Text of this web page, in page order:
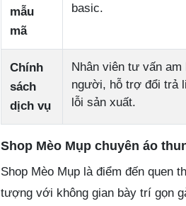
mẫu
mã
basic.
Chính
sách
dịch vụ
Nhân viên tư vấn am
người, hỗ trợ đổi trả
lỗi sản xuất.
Shop Mèo Mụp chuyên áo
Shop Mèo Mụp là điểm đến quen
tượng với không gian bày trí gọn